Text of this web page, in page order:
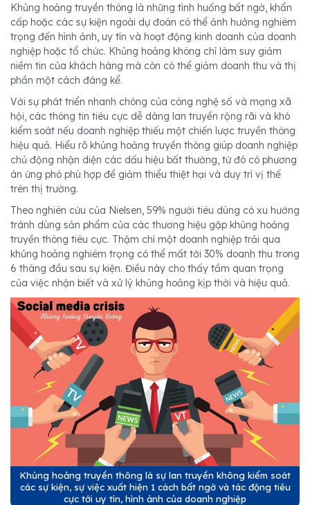
Khủng hoảng truyền thông là những tình huống bất ngờ, khẩn
cấp hoặc các sự kiện ngoài dự đoán có thể ảnh hưởng nghiêm
trọng đến hình ảnh, uy tín và hoạt động kinh doanh của doanh
nghiệp hoặc tổ chức. Khủng hoảng không chỉ làm suy giảm
niềm tin của khách hàng mà còn có thể giảm doanh thu và thị
phần một cách đáng kể.
Với sự phát triển nhanh chóng của công nghệ số và mạng xã
hội, các thông tin tiêu cực dễ dàng lan truyền rộng rãi và khó
kiểm soát nếu doanh nghiệp thiếu một chiến lược truyền thông
hiệu quả. Hiểu rõ khủng hoảng truyền thông giúp doanh nghiệp
chủ động nhận diện các dấu hiệu bất thường, từ đó có phương
án ứng phó phù hợp để giảm thiểu thiệt hại và duy trì vị thế
trên thị trường.
Theo nghiên cứu của Nielsen, 59% người tiêu dùng có xu hướng
tránh dùng sản phẩm của các thương hiệu gặp khủng hoảng
truyền thông tiêu cực. Thậm chí một doanh nghiệp trải qua
khủng hoảng nghiêm trọng có thể mất tới 30% doanh thu trong
6 tháng đầu sau sự kiện. Điều này cho thấy tầm quan trọng
của việc nhận biết và xử lý khủng hoảng kịp thời và hiệu quả.
Khủng hoảng truyền thông là sự lan truyền không kiểm soát
các sự kiện, sự việc xuất hiện 1 cách bất ngờ và tác động tiêu
cực tới uy tín, hình ảnh của doanh nghiệp